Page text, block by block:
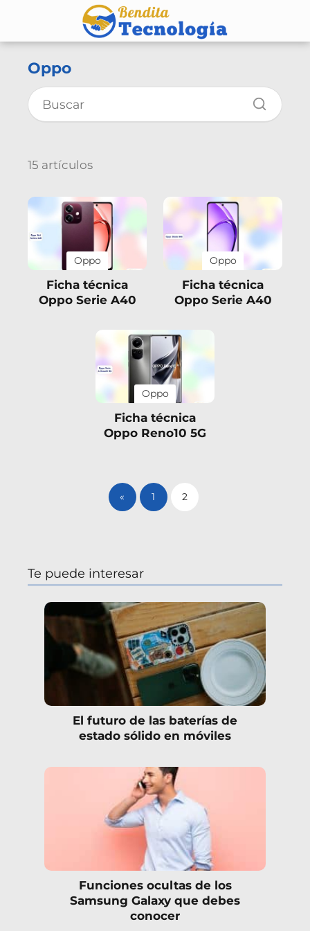
Oppo
15 artículos
Oppo
Ficha técnica
Oppo Serie A40
Oppo
Ficha técnica
Oppo Serie A40
Oppo
Ficha técnica
Oppo Reno10 5G
« 1 2
Te puede interesar
El futuro de las baterías de
estado sólido en móviles
Funciones ocultas de los
Samsung Galaxy que debes
conocer